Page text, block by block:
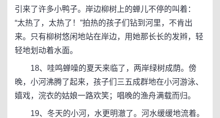
引来了许多小鸭子。岸边柳树上的蝉儿不停的叫着：
“太热了，太热了！”拍热的孩子们钻到河里，不肯出
来。只有柳树悠闲地站在岸边，用她那长长的发辫，轻
轻地划动着水面。
18、哇鸣蝉噪的夏天来临了，两岸绿树成荫。傍
晚，小河沸腾了起来，孩子们三五成群地在小河游泳、
嬉戏，浣衣的姑娘一路欢笑；唱晚的渔舟满载而归。
19、冬天的小河，水更明澈了。河水缓缓地流着。